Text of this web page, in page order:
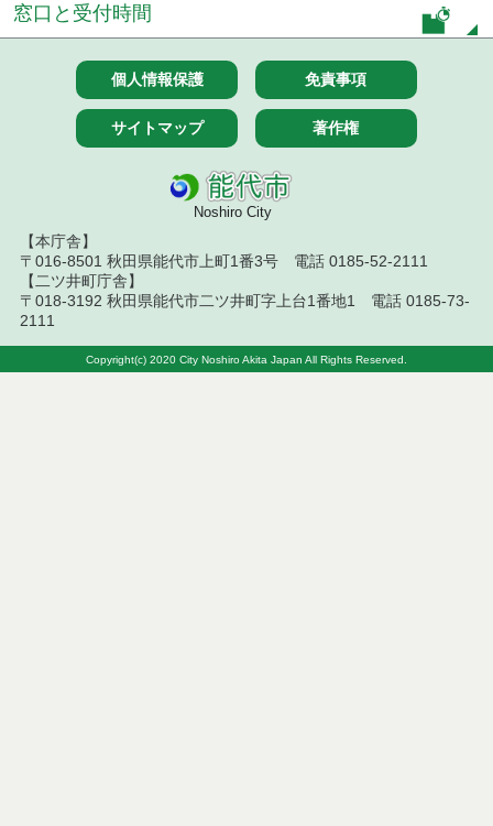
窓口と受付時間
個人情報保護 免責事項
サイトマップ 著作権
Noshiro City
【本庁舎】
〒016-8501 秋田県能代市上町1番3号 電話 0185-52-2111
【二ツ井町庁舎】
〒018-3192 秋田県能代市二ツ井町字上台1番地1 電話 0185-73-
2111
Copyright(c) 2020 City Noshiro Akita Japan All Rights Reserved.